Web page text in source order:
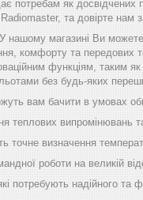
потребам як досвідчених
та довірте
нашому магазині Ви
комфорту та передових
функціям, таким
без будь-яких
вам бачити в умовах
теплових випромінювань
точне визначення
роботи на великій
потребують надійного та